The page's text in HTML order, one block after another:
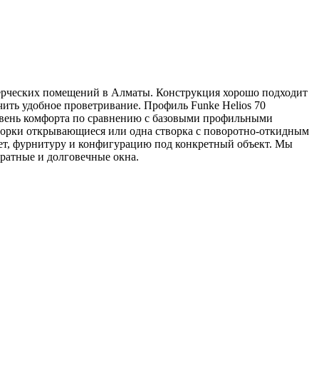
помещений в Алматы. Конструкция хорошо подходит
удобное проветривание. Профиль Funke Helios 70
комфорта по сравнению с базовыми профильными
открывающиеся или одна створка с поворотно-откидным
фурнитуру и конфигурацию под конкретный объект. Мы
и долговечные окна.